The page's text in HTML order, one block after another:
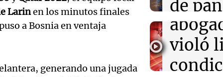
Larinen los minutos finales
a Bosnia en ventaja
generando una jugada
Panorama
Episodios
de
y
Panorama
Episodios
Salta a
violó
Audio.
Audio.